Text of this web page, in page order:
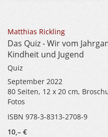
Matthias Rickling
Das Quiz - Wir vom
Kindheit und Jugend
Quiz
September 2022
80 Seiten, 12 x 20 cm,
Fotos
ISBN 978-3-8313-2708-9
10,– €